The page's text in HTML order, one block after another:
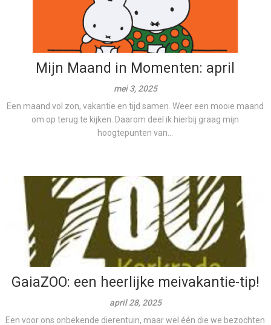
Mijn Maand in Momenten: april
mei 3, 2025
Een maand vol zon, vakantie en tijd samen. Weer een mooie maand
om op terug te kijken. Daarom deel ik hierbij graag mijn
hoogtepunten van...
GaiaZOO: een heerlijke meivakantie-tip!
april 28, 2025
Een voor ons onbekende dierentuin, maar wel één die we bezochten